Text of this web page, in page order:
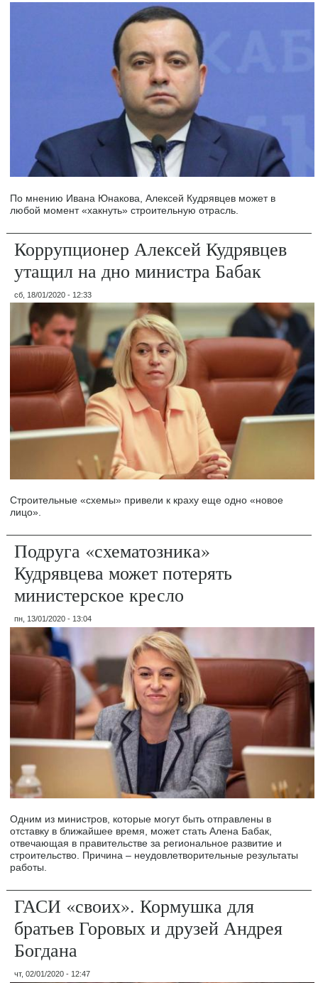
По мнению Ивана Юнакова, Алексей Кудрявцев может в
любой момент «хакнуть» строительную отрасль.
Коррупционер Алексей Кудрявцев
утащил на дно министра Бабак
сб, 18/01/2020 - 12:33
Строительные «схемы» привели к краху еще одно «новое
лицо».
Подруга «схематозника»
Кудрявцева может потерять
министерское кресло
пн, 13/01/2020 - 13:04
Одним из министров, которые могут быть отправлены в
отставку в ближайшее время, может стать Алена Бабак,
отвечающая в правительстве за региональное развитие и
строительство. Причина – неудовлетворительные результаты
работы.
ГАСИ «своих». Кормушка для
братьев Горовых и друзей Андрея
Богдана
чт, 02/01/2020 - 12:47